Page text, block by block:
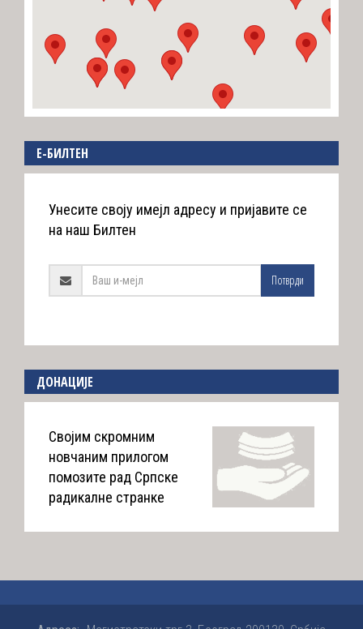
E-БИЛТЕН
Унесите своју имејл адресу и пријавите се
на наш Билтен
Потврди
ДОНАЦИЈЕ
Својим скромним
новчаним прилогом
помозите рад Српске
радикалне странке